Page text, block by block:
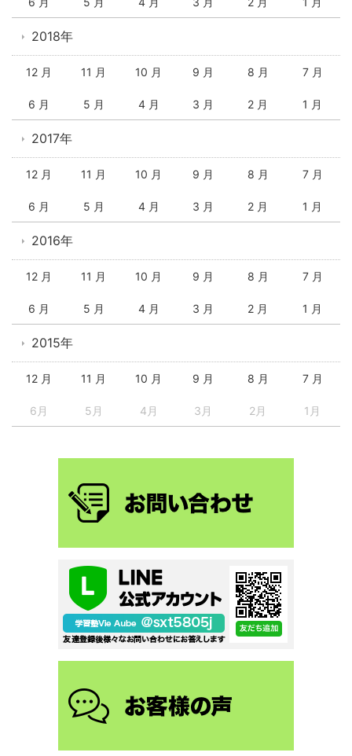
2018年
12 月 11 月 10 月 9 月 8 月 7 月
6 月 5 月 4 月 3 月 2 月 1 月
2017年
12 月 11 月 10 月 9 月 8 月 7 月
6 月 5 月 4 月 3 月 2 月 1 月
2016年
12 月 11 月 10 月 9 月 8 月 7 月
6 月 5 月 4 月 3 月 2 月 1 月
2015年
12 月 11 月 10 月 9 月 8 月 7 月
6月 5月 4月 3月 2月 1月